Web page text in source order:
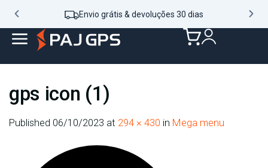
Envio grátis & devoluções 30 dias
gps icon (1)
Published 06/10/2023 at 294 × 430 in Mega menu